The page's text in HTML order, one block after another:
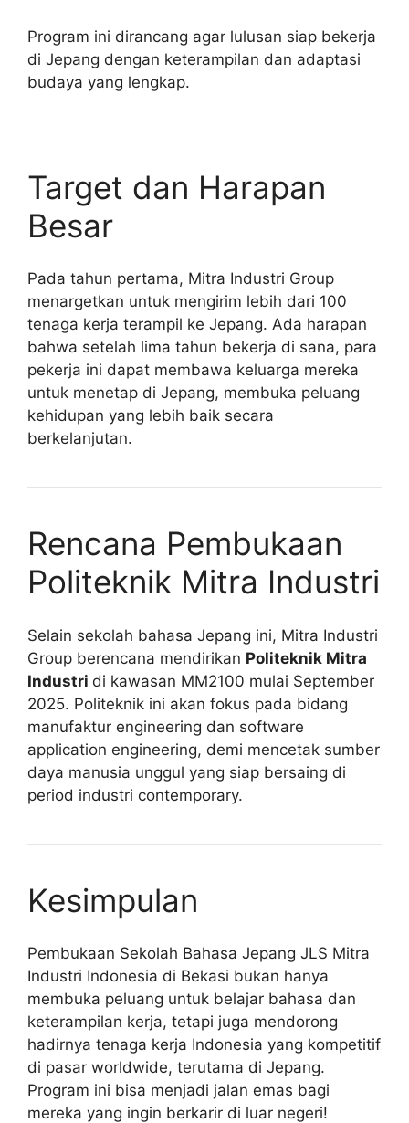
Program ini dirancang agar lulusan siap bekerja
di Jepang dengan keterampilan dan adaptasi
budaya yang lengkap.
Target dan Harapan
Besar
Pada tahun pertama, Mitra Industri Group
menargetkan untuk mengirim lebih dari 100
tenaga kerja terampil ke Jepang. Ada harapan
bahwa setelah lima tahun bekerja di sana, para
pekerja ini dapat membawa keluarga mereka
untuk menetap di Jepang, membuka peluang
kehidupan yang lebih baik secara
berkelanjutan.
Rencana Pembukaan
Politeknik Mitra Industri
Selain sekolah bahasa Jepang ini, Mitra Industri
Group berencana mendirikan Politeknik Mitra
Industri di kawasan MM2100 mulai September
2025. Politeknik ini akan fokus pada bidang
manufaktur engineering dan software
application engineering, demi mencetak sumber
daya manusia unggul yang siap bersaing di
period industri contemporary.
Kesimpulan
Pembukaan Sekolah Bahasa Jepang JLS Mitra
Industri Indonesia di Bekasi bukan hanya
membuka peluang untuk belajar bahasa dan
keterampilan kerja, tetapi juga mendorong
hadirnya tenaga kerja Indonesia yang kompetitif
di pasar worldwide, terutama di Jepang.
Program ini bisa menjadi jalan emas bagi
mereka yang ingin berkarir di luar negeri!